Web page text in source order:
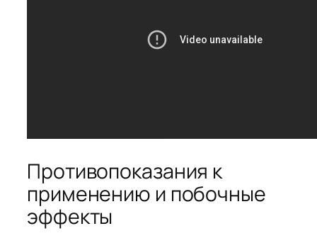
Противопоказания к
применению и побочные
эффекты